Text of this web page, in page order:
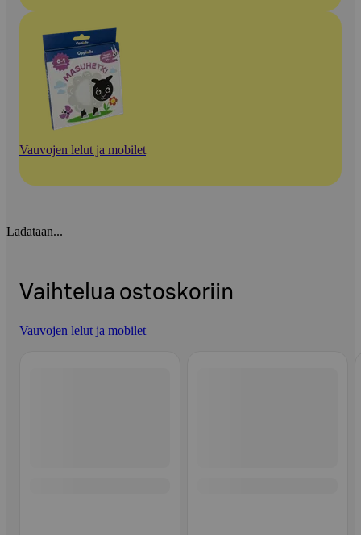
Vauvojen lelut ja mobilet
Ladataan...
Vaihtelua ostoskoriin
Vauvojen lelut ja mobilet